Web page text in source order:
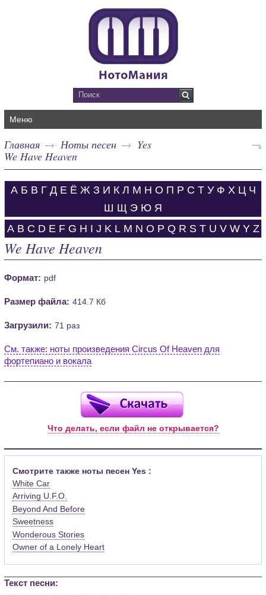
Меню
Главная Ноты песен
Yes
We Have Heaven
А Б В Г Д Е Ё Ж З И К Л М Н О П Р С Т У Ф Х Ц Ч
Ш Щ Э Ю Я
A B C D E F G H I J K L M N O P Q R S T U V W Y Z
We Have Heaven
Формат: pdf
Размер файла: 414.7 Кб
Загрузили: 71 раз
См. также: ноты произведения Circus Of Heaven для
фортепиано и вокала
Что делать, если файл не открывается?
Смотрите также ноты песен Yes :
White Car
Arriving U.F.O.
Beyond And Before
Sweetness
Wonderous Stories
Owner of a Lonely Heart
Текст песни: